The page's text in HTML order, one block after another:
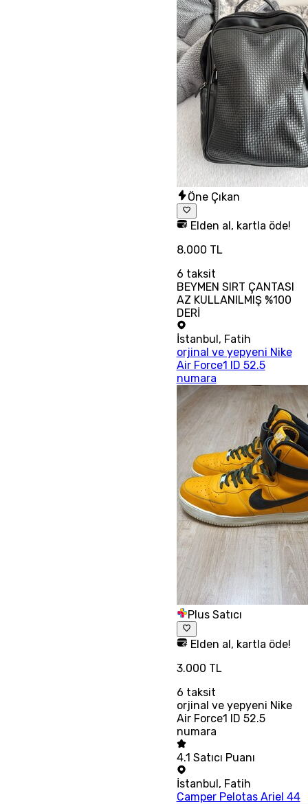
Öne Çıkan
Elden al, kartla öde!
8.000 TL
6 taksit
BEYMEN SIRT ÇANTASI
AZ KULLANILMIŞ %100
DERİ
İstanbul , Fatih
orjinal ve yepyeni Nike
Air Force1 ID 52.5
numara
Plus Satıcı
Elden al, kartla öde!
3.000 TL
6 taksit
orjinal ve yepyeni Nike
Air Force1 ID 52.5
numara
4.1 Satıcı Puanı
İstanbul, Fatih
Camper Pelotas Ariel 44